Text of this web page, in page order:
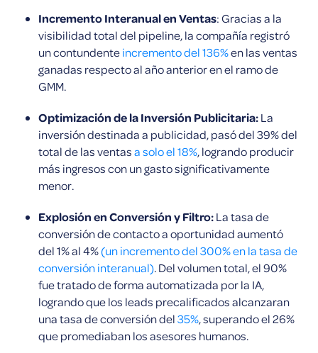
Incremento Interanual en Ventas: Gracias a la
visibilidad total del pipeline, la compañía registró
un contundenteincremento del 136%en las ventas
ganadas respecto al año anterior en el ramo de
GMM.
Optimización de la Inversión Publicitaria:La
inversión destinada a publicidad, pasó del 39% del
total de las ventasa solo el 18%, logrando producir
más ingresos con un gasto significativamente
menor.
Explosión en Conversión y Filtro:La tasa de
conversión de contacto a oportunidad aumentó
del 1% al 4%(un incremento del 300% en la tasa de
conversión interanual). Del volumen total, el 90%
fue tratado de forma automatizada por la IA,
logrando que los leads precalificados alcanzaran
una tasa de conversión del35%, superando el 26%
que promediaban los asesores humanos.